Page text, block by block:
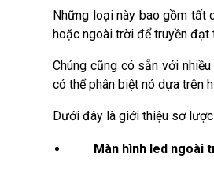
Những loại này bao gồm tất
hoặc ngoài trời để truyền đạt
Chúng cũng có sẵn với
có thể phân biệt nó dựa trên
Dưới đây là giới thiệu sơ
Màn hình led ngoài